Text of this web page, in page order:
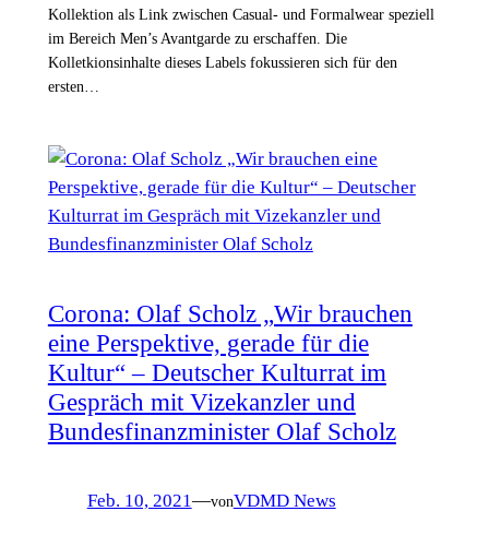
Kollektion als Link zwischen Casual- und Formalwear speziell
im Bereich Men’s Avantgarde zu erschaffen. Die
Kolletkionsinhalte dieses Labels fokussieren sich für den
ersten…
Corona: Olaf Scholz „Wir brauchen
eine Perspektive, gerade für die
Kultur“ – Deutscher Kulturrat im
Gespräch mit Vizekanzler und
Bundesfinanzminister Olaf Scholz
Feb. 10, 2021—vonVDMD News